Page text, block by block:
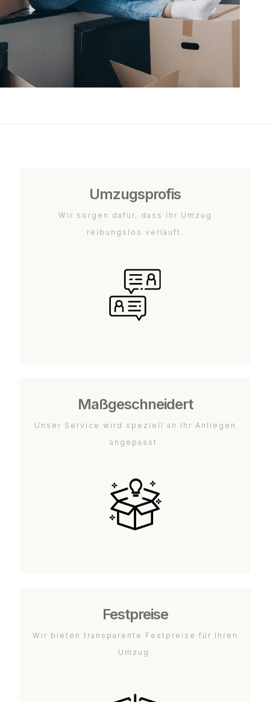
Umzugsprofis
Wir sorgen dafür, dass Ihr Umzug
reibungslos verläuft.
Maßgeschneidert
Unser Service wird speziell an Ihr Anliegen
angepasst.
Festpreise
Wir bieten transparente Festpreise für Ihren
Umzug.